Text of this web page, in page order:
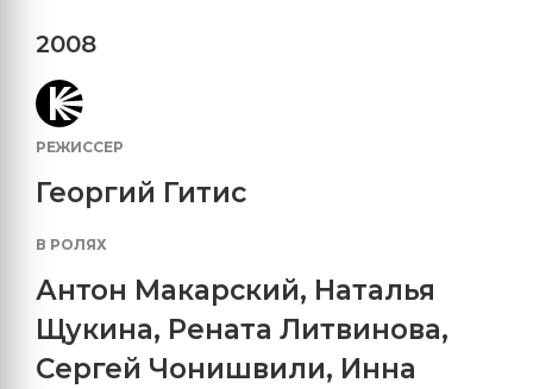
2008
РЕЖИССЕР
Георгий Гитис
В РОЛЯХ
Антон Макарский, Наталья
Щукина, Рената Литвинова,
Сергей Чонишвили, Инна